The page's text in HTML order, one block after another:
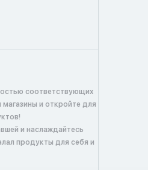
соответствующих
и откройте для
и наслаждайтесь
продукты для себя и